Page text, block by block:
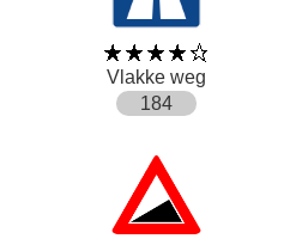
Vlakke weg
184